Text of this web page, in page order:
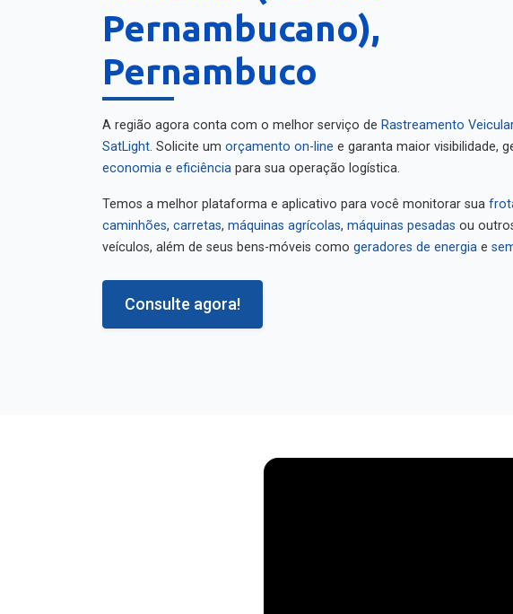
Pernambucano),
Pernambuco
A região agora conta com o melhor serviço de Rastreamento
SatLight . Solicite um orçamento on-line e garanta maior visibilidade,
economia e eficiência para sua operação logística.
Temos a melhor plataforma e aplicativo para você monitorar sua
caminhões carretas máquinas agrícolas máquinas pesadas ou
veículos, além de seus bens-móveis como geradores de energia e
Consulte agora!